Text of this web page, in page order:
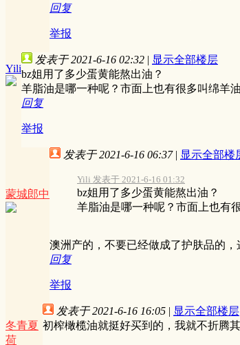
回复
举报
Yili
发表于 2021-6-16 02:32 | 显示全部楼层
bz姐用了多少蛋黄能熬出油？
羊脂油是哪一种呢？市面上也有很多叫绵羊
回复
举报
蒙城郎中
发表于 2021-6-16 06:37 | 显示全部楼
Yili 发表于 2021-6-16 01:32
bz姐用了多少蛋黄能熬出油？
羊脂油是哪一种呢？市面上也有
澳洲产的，不要已经做成了护肤品的
回复
举报
冬青夏
荷
发表于 2021-6-16 16:05 | 显示全部楼层
初榨橄榄油就挺好买到的，我就不折腾其